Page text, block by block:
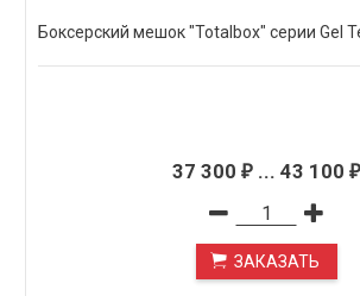
Боксерский мешок "Totalbox" серии Gel
37 300 ₽... 43 100 ₽
ЗАКАЗАТЬ